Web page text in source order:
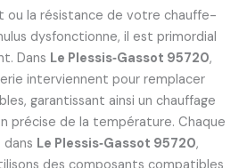
ou la résistance de votre chauffe-
dysfonctionne, il est primordial
Dans Le Plessis‑Gassot 95720,
interviennent pour remplacer
garantissant ainsi un chauffage
précise de la température. Chaque
Le Plessis‑Gassot 95720,